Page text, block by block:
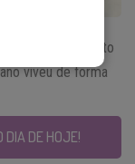
poder do Espírito
viveu de forma
DIA DE HOJE!